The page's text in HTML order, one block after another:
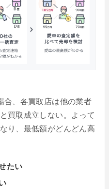
合、各買取店は他の業者
買取成立しない。よって
り、最低額がどんどん高
たい